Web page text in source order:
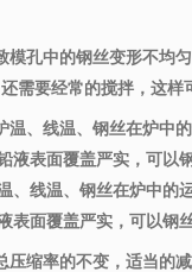
孔中的钢丝变形不均
需要经常的搅拌，这样
、线温、钢丝在炉中
表面覆盖严实，可以
、线温、钢丝在炉中的
面覆盖严实，可以钢
缩率的不变，适当的